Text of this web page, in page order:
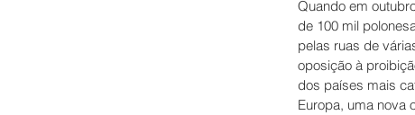
Quando em
de 100 mil
pelas ruas de
oposição à
dos países mais
Europa, uma nova